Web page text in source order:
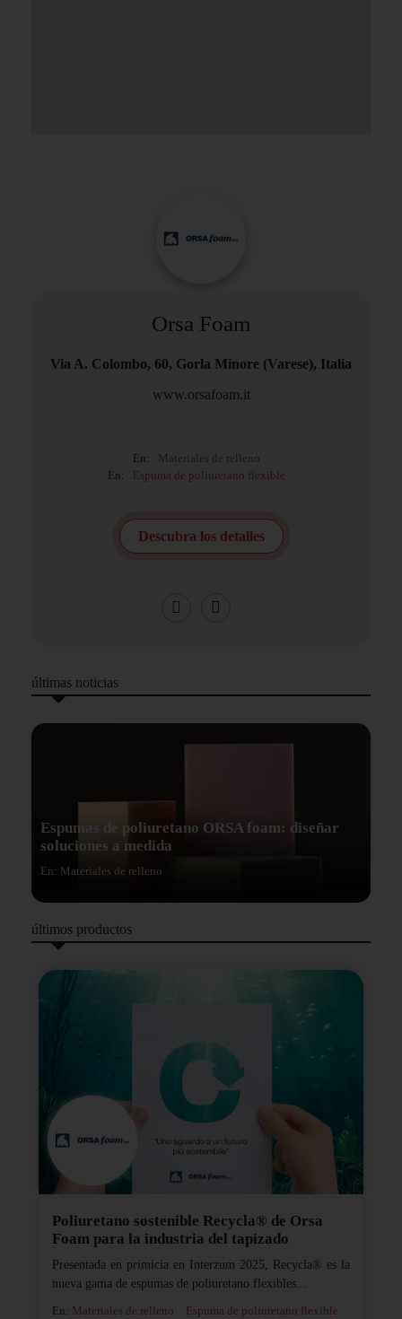
Orsa Foam
Via A. Colombo, 60, Gorla Minore (Varese), Italia
www.orsafoam.it
En: Materiales de relleno
En: Espuma de poliuretano flexible
Descubra los detalles
últimas noticias
Espumas de poliuretano ORSA foam: diseñar
soluciones a medida
En: Materiales de relleno
últimos productos
Poliuretano sostenible Recycla® de Orsa
Foam para la industria del tapizado
Presentada en primicia en Interzum 2025, Recycla® es la
nueva gama de espumas de poliuretano flexibles...
En: Materiales de relleno
Espuma de poliuretano flexible